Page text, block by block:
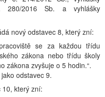
280/2016 Sb. a vyhlášky
nový odstavec 8, který zní:
se za každou třídu
zákona nebo třídu školy
zákona zvyšuje o 5 hodin.“.
odstavec 9.
10, který zní: